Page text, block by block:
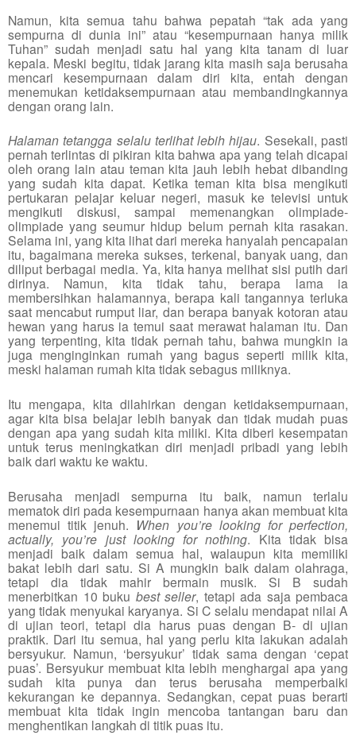
Namun, kita semua tahu bahwa pepatah “tak ada yang
sempurna di dunia ini” atau “kesempurnaan hanya milik
Tuhan” sudah menjadi satu hal yang kita tanam di luar
kepala. Meski begitu, tidak jarang kita masih saja berusaha
mencari kesempurnaan dalam diri kita, entah dengan
menemukan ketidaksempurnaan atau membandingkannya
dengan orang lain.
Halaman tetangga selalu terlihat lebih hijau. Sesekali, pasti
pernah terlintas di pikiran kita bahwa apa yang telah dicapai
oleh orang lain atau teman kita jauh lebih hebat dibanding
yang sudah kita dapat. Ketika teman kita bisa mengikuti
pertukaran pelajar keluar negeri, masuk ke televisi untuk
mengikuti diskusi, sampai memenangkan olimpiade-
olimpiade yang seumur hidup belum pernah kita rasakan.
Selama ini, yang kita lihat dari mereka hanyalah pencapaian
itu, bagaimana mereka sukses, terkenal, banyak uang, dan
diliput berbagai media. Ya, kita hanya melihat sisi putih dari
dirinya. Namun, kita tidak tahu, berapa lama ia
membersihkan halamannya, berapa kali tangannya terluka
saat mencabut rumput liar, dan berapa banyak kotoran atau
hewan yang harus ia temui saat merawat halaman itu. Dan
yang terpenting, kita tidak pernah tahu, bahwa mungkin ia
juga menginginkan rumah yang bagus seperti milik kita,
meski halaman rumah kita tidak sebagus miliknya.
Itu mengapa, kita dilahirkan dengan ketidaksempurnaan,
agar kita bisa belajar lebih banyak dan tidak mudah puas
dengan apa yang sudah kita miliki. Kita diberi kesempatan
untuk terus meningkatkan diri menjadi pribadi yang lebih
baik dari waktu ke waktu.
Berusaha menjadi sempurna itu baik, namun terlalu
mematok diri pada kesempurnaan hanya akan membuat kita
menemui titik jenuh. When you’re looking for perfection,
actually, you’re just looking for nothing. Kita tidak bisa
menjadi baik dalam semua hal, walaupun kita memiliki
bakat lebih dari satu. Si A mungkin baik dalam olahraga,
tetapi dia tidak mahir bermain musik. Si B sudah
menerbitkan 10 buku best seller, tetapi ada saja pembaca
yang tidak menyukai karyanya. Si C selalu mendapat nilai A
di ujian teori, tetapi dia harus puas dengan B- di ujian
praktik. Dari itu semua, hal yang perlu kita lakukan adalah
bersyukur. Namun, ‘bersyukur’ tidak sama dengan ‘cepat
puas’. Bersyukur membuat kita lebih menghargai apa yang
sudah kita punya dan terus berusaha memperbaiki
kekurangan ke depannya. Sedangkan, cepat puas berarti
membuat kita tidak ingin mencoba tantangan baru dan
menghentikan langkah di titik puas itu.